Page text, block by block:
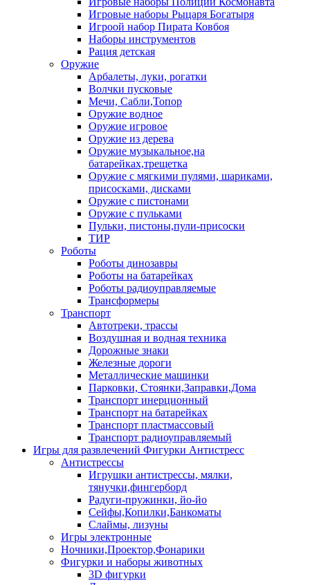
Игровые наборы Рыцаря Богатыря
Игроой набор Пирата Ковбоя
Наборы инструментов
Рация детская
Оружие
Арбалеты, луки, рогатки
Волчки пусковые
Мечи, Сабли,Топор
Оружие водное
Оружие игровое
Оружие из дерева
Оружие музыкальное,на
батарейках,трещетка
Оружие с мягкими пулями, шариками,
присосками, дисками
Оружие с пистонами
Оружие с пульками
Пульки, пистоны,пули-присоски
ТИР
Роботы
Роботы динозавры
Роботы на батарейках
Роботы радиоуправляемые
Трансформеры
Транспорт
Автотреки, трассы
Воздушная и водная техника
Дорожные знаки
Железные дороги
Металлические машинки
Парковки, Стоянки,Заправки,Дома
Транспорт инерционный
Транспорт на батарейках
Транспорт пластмассовый
Транспорт радиоуправляемый
Игры для развлечений Фигурки Антистресс
Антистрессы
Игрушки антистрессы, мялки,
тянучки,фингерборд
Радуги-пружинки, йо-йо
Сейфы,Копилки,Банкоматы
Слаймы, лизуны
Игры электронные
Ночники,Проектор,Фонарики
Фигурки и наборы животных
3D фигурки